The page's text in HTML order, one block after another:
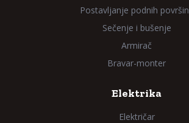
Postavljanje podnih
Sečenje i bušenje
Armirač
Bravar-monter
Elektrika
Električar